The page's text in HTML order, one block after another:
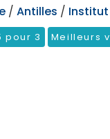
/ Antilles /
pour 3 Meilleurs